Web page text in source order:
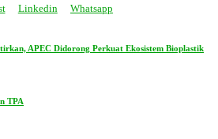
Linkedin Whatsapp
APEC Didorong Perkuat Ekosistem Bioplastik
TPA